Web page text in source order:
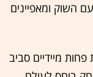
השוק ומאפיינים
מיידיים סביב